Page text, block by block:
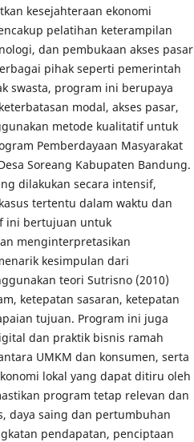
kesejahteraan ekonomi
pelatihan keterampilan
dan pembukaan akses pasar
pihak seperti pemerintah
swasta, program ini berupaya
modal, akses pasar,
metode kualitatif untuk
Pemberdayaan Masyarakat
Soreang Kabupaten Bandung.
dilakukan secara intensif,
tertentu dalam waktu dan
ini bertujuan untuk
menginterpretasikan
kesimpulan dari
teori Sutrisno (2010)
ketepatan sasaran, ketepatan
tujuan. Program ini juga
dan praktik bisnis ramah
UMKM dan konsumen, serta
lokal yang dapat ditiru oleh
program tetap relevan dan
daya saing dan pertumbuhan
pendapatan, penciptaan